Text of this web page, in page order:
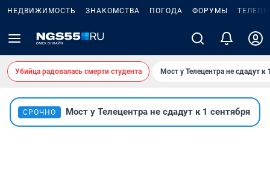
НЕДВИЖИМОСТЬ ЗНАКОМСТВА ПОГОДА ФОРУМЫ
Убийца радовалась смерти студента Мост у Телецентра не сдадут к
СРОЧНО Мост у Телецентра не сдадут к 1 сентября